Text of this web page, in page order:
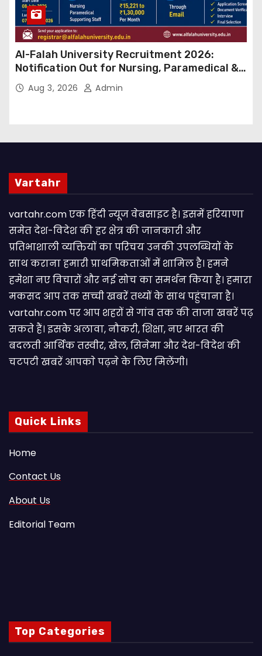
Al-Falah University Recruitment 2026:
Notification Out for Nursing, Paramedical &
Supporting Staff Posts, Apply Through Email
Aug 3, 2026 Admin
Vartahr
vartahr.com एक हिंदी न्यूज वेबसाइट है। इसमें हरियाणा
समेत देश-विदेश की हर क्षेत्र की जानकारी और
प्रतिभाशाली व्यक्तियों का परिचय उनकी उपलब्धियों के
साथ कराना हमारी प्राथमिकताओं में शामिल है। हमने
हमेशा नए विचारों और नई सोच का समर्थन किया है। हमारा
मकसद आप तक सच्ची खबरें तथ्यों के साथ पहुंचाना है।
vartahr.com पर आप शहरों से गांव तक की ताजा खबरें पढ़
सकते हैं। इसके अलावा, नौकरी, शिक्षा, नए भारत की
बदलती आर्थिक तस्वीर, खेल, सिनेमा और देश-विदेश की
चटपटी खबरें आपकाे पढ़ने के लिए मिलेंगी।
Quick Links
Home
Contact Us
About Us
Editorial Team
Top Categories